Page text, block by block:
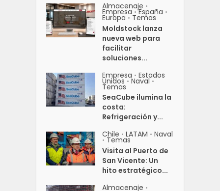
Almacenaje •
Empresa • España •
Europa • Temas
Moldstock lanza
nueva web para
facilitar
soluciones...
Empresa • Estados
Unidos • Naval •
Temas
SeaCube ilumina la
costa:
Refrigeración y...
Chile • LATAM • Naval
• Temas
Visita al Puerto de
San Vicente: Un
hito estratégico...
Almacenaje •